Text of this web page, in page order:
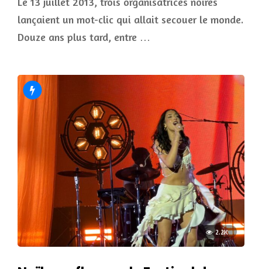
lançaient un mot-clic qui allait secouer le monde.
Douze ans plus tard, entre …
2.2K